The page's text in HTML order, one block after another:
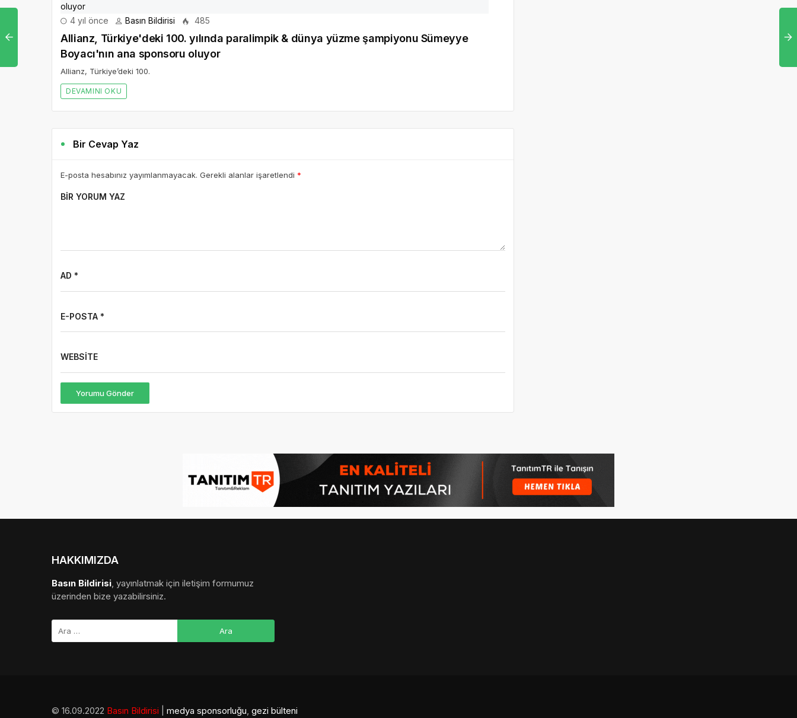
4 yıl önce Basın Bildirisi 485
Allianz, Türkiye'deki 100. yılında paralimpik & dünya yüzme şampiyonu Sümeyye
Boyacı'nın ana sponsoru oluyor
Allianz, Türkiye’deki 100.
DEVAMINI OKU
Bir Cevap Yaz
E-posta hesabınız yayımlanmayacak. Gerekli alanlar işaretlendi *
BIR YORUM YAZ
AD *
E-POSTA *
WEBSITE
Yorumu Gönder
HAKKIMIZDA
Basın Bildirisi, yayınlatmak için iletişim formumuz
üzerinden bize yazabilirsiniz.
© 16.09.2022 Basın Bildirisi medya sponsorluğu, gezi bülteni